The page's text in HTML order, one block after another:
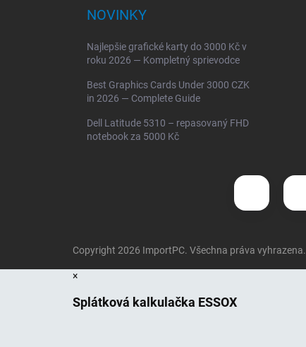
NOVINKY
Najlepšie grafické karty do 3000 Kč v
roku 2026 — Kompletný sprievodce
Best Graphics Cards Under 3000 CZK
in 2026 — Complete Guide
Dell Latitude 5310 – repasovaný FHD
notebook za 5000 Kč
Copyright 2026 ImportPC. Všechna práva vyhrazena.
×
Splátková kalkulačka ESSOX